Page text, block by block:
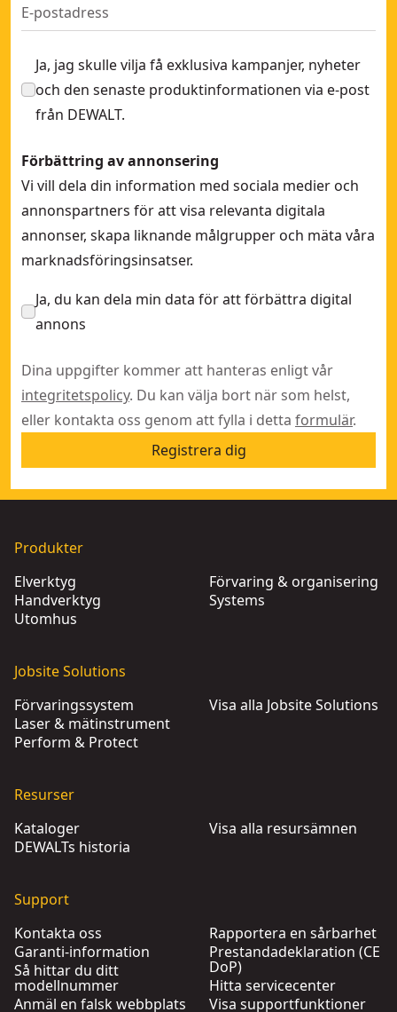
Ja, jag skulle vilja få exklusiva kampanjer, nyheter
och den senaste produktinformationen via e-post
från DEWALT.
Förbättring av annonsering
Vi vill dela din information med sociala medier och
annonspartners för att visa relevanta digitala
annonser, skapa liknande målgrupper och mäta våra
marknadsföringsinsatser.
Ja, du kan dela min data för att förbättra digital
annons
Dina uppgifter kommer att hanteras enligt vår
integritetspolicy. Du kan välja bort när som helst,
eller kontakta oss genom att fylla i detta formulär.
Registrera dig
Produkter
Elverktyg
Handverktyg
Utomhus
Förvaring & organisering
Systems
Jobsite Solutions
Förvaringssystem
Laser & mätinstrument
Perform & Protect
Visa alla Jobsite Solutions
Resurser
Kataloger
DEWALTs historia
Visa alla resursämnen
Support
Kontakta oss
Garanti-information
Så hittar du ditt
modellnummer
Anmäl en falsk webbplats
Rapportera en sårbarhet
Prestandadeklaration (CE
DoP)
Hitta servicecenter
Visa supportfunktioner